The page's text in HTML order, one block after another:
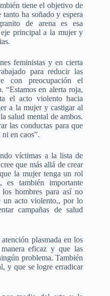
tiene el objetivo de
ha soñado y espera
de arena es esa
principal a la mujer y
feministas y en cierta
para reducir las
con preocupación el
“Estamos en alerta roja,
el acto violento hacia
a la mujer y castigar al
salud mental de ambos.
las conductas para que
en caos”.
víctimas a la lista de
que más allá de crear
la mujer tenga un rol
es también importante
hombres para así no
un acto violento,, por lo
campañas de salud
plasmada en los
eficaz y que las
problema. También
y que se logre erradicar